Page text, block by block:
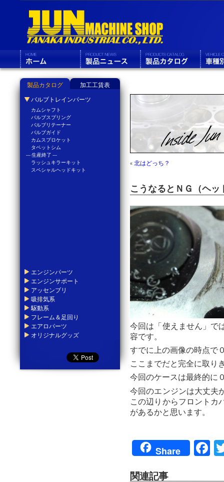
« 北はどっち？
こうなるとＮＧ（ヘッ
今回は「使えません」で
容です。
すでに上の画像の時点で
ここまでだと完全に取り
今回のケースは最終的に
今回のエンジンは大丈夫
この辺りからフロントカ
があるかと思います。
Share
関連記事
製品カタログ 加工工賃表
バルブトレインパーツ
カムシャフト
バルブスプリング
バルブリテーナー
バルブガイド
カムスプロケット
タペットシム
--- 生産終了 ---
ラッシュキラーキット
スペシャルヘッドキット
エンジンパーツ
エンジンサポート
アッセンブリ
吸排気系
駆動系
フレーム＆足回り
エアロパーツ
オリジナルグッズ